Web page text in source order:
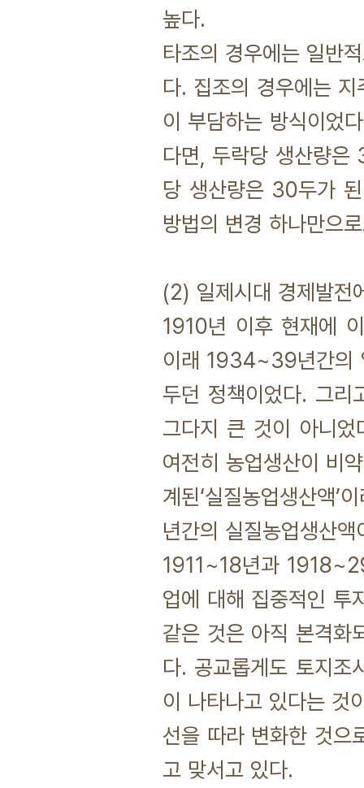
높다.
타조의 경우에는 일반
다. 집조의 경우에는
이 부담하는 방식이었
다면, 두락당 생산량은
당 생산량은 30두가
방법의 변경 하나만으
(2) 일제시대 경제발전
1910년 이후 현재에
이래 1934~39년간의
두던 정책이었다. 그
그다지 큰 것이 아니었
여전히 농업생산이 비
계된‘실질농업생산액
년간의 실질농업생산액
1911~18년과
업에 대해 집중적인 투
같은 것은 아직 본격화
다. 공교롭게도 토지조
이 나타나고 있다는
선을 따라 변화한 것으
고 맞서고 있다.